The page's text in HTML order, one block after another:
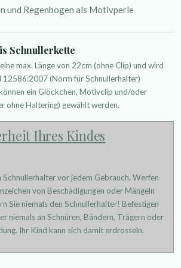
und Regenbogen als Motivperle
Schnullerkette
max. Länge von 22cm (ohne Clip) und wird
12586:2007 (Norm für Schnullerhalter)
ein Glöckchen, Motivclip und/oder
ohne Haltering) gewählt werden.
Ihres Kindes
vor jedem Gebrauch. Werfen
von Beschädigungen oder Mängeln
Sie niemals den Schnullerhalter! Befestigen
niemals an Schnüren, Bändern, Trägern oder
Ihr Kind kann sich damit erdrosseln.